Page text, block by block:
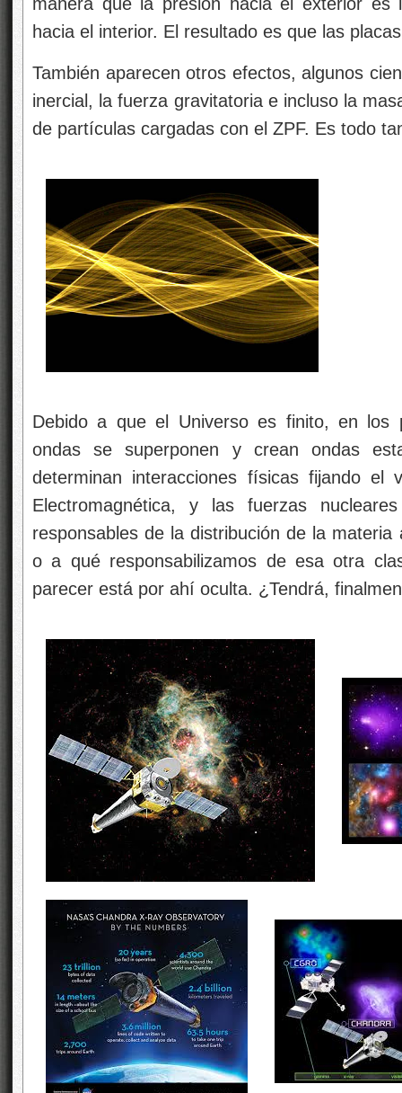
hacia el interior. El resultado es que las
También aparecen otros efectos, algunos
inercial, la fuerza gravitatoria e incluso la
de partículas cargadas con el ZPF. Es todo
Debido a que el Universo es finito, en los
ondas se superponen y crean ondas
determinan interacciones físicas fijando
Electromagnética, y las fuerzas
responsables de la distribución de la
o a qué responsabilizamos de esa otra
parecer está por ahí oculta. ¿Tendrá,